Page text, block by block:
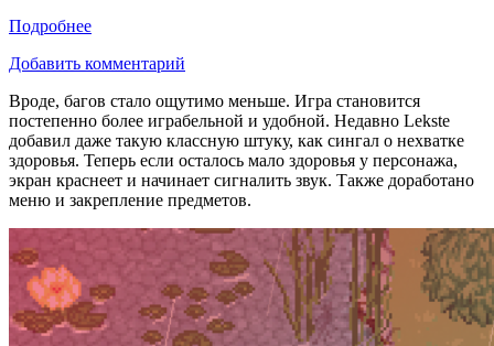
Подробнее
Добавить комментарий
Вроде, багов стало ощутимо меньше. Игра становится
постепенно более играбельной и удобной. Недавно Lekste
добавил даже такую классную штуку, как сингал о нехватке
здоровья. Теперь если осталось мало здоровья у персонажа,
экран краснеет и начинает сигналить звук. Также доработано
меню и закрепление предметов.